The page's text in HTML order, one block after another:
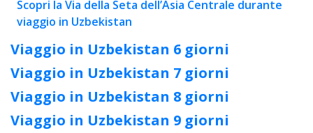
Scopri la Via della Seta dell’Asia Centrale durante
viaggio in Uzbekistan
Viaggio in Uzbekistan 6 giorni
Viaggio in Uzbekistan 7 giorni
Viaggio in Uzbekistan 8 giorni
Viaggio in Uzbekistan 9 giorni